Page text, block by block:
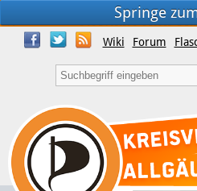
Springe
Wiki Forum